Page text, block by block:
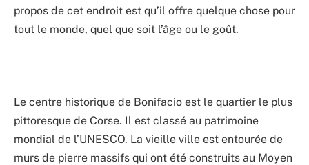
propos de cet endroit est qu’il offre quelque chose pour
tout le monde, quel que soit l’âge ou le goût.
Le centre historique de Bonifacio est le quartier le plus
pittoresque de Corse. Il est classé au patrimoine
mondial de l’UNESCO. La vieille ville est entourée de
murs de pierre massifs qui ont été construits au Moyen